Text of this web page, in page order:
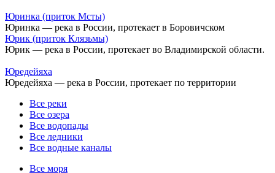
Юринка (приток Мсты)
Юринка — река в России, протекает в Боровичском
Юрик (приток Клязьмы)
Юрик — река в России, протекает во Владимирской области.
Юредейяха
Юредейяха — река в России, протекает по территории
Все реки
Все озера
Все водопады
Все ледники
Все водные каналы
Все моря